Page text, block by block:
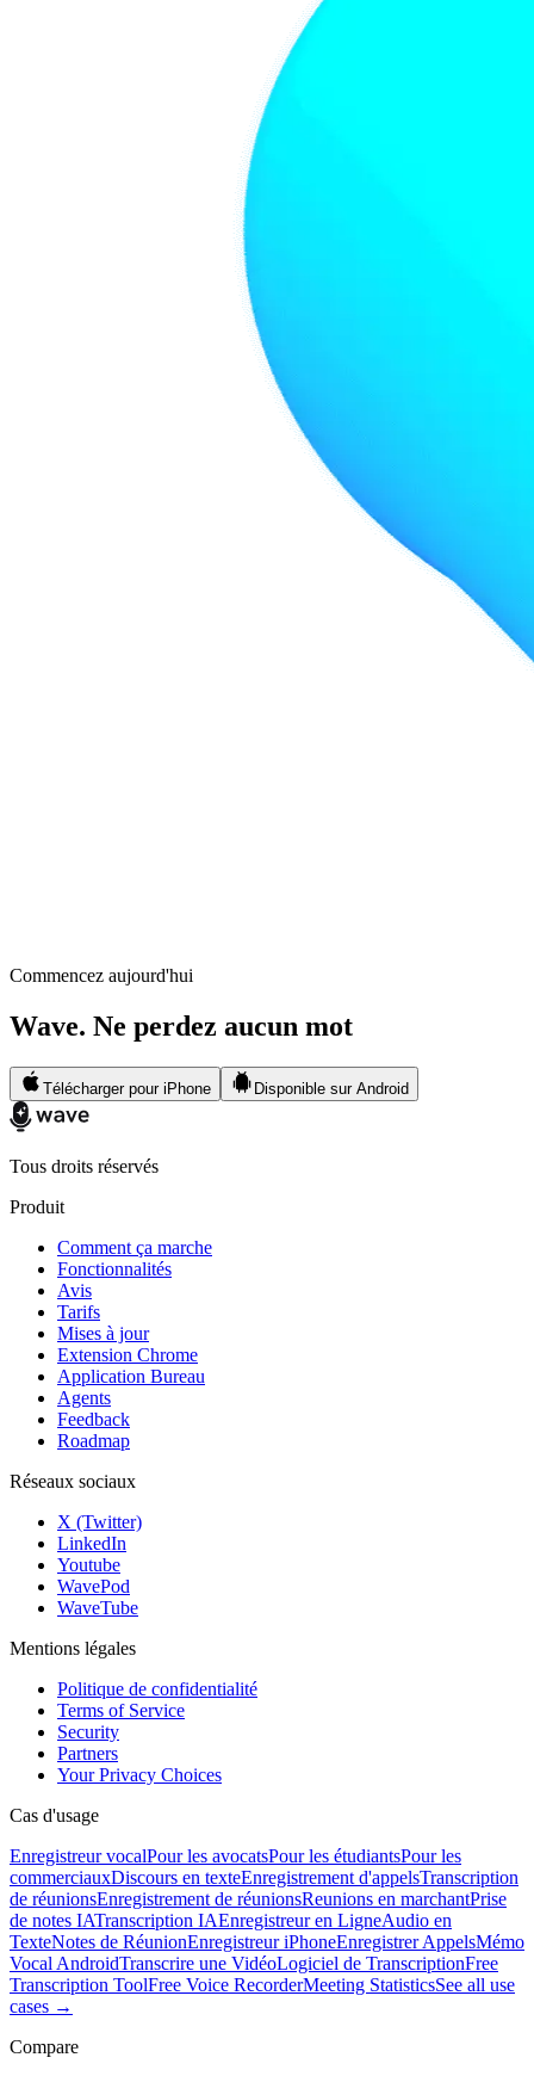
Commencez aujourd'hui
Wave. Ne perdez aucun mot
Télécharger pour iPhone Disponible sur Android
Tous droits réservés
Produit
Comment ça marche
Fonctionnalités
Avis
Tarifs
Mises à jour
Extension Chrome
Application Bureau
Agents
Feedback
Roadmap
Réseaux sociaux
X (Twitter)
LinkedIn
Youtube
WavePod
WaveTube
Mentions légales
Politique de confidentialité
Terms of Service
Security
Partners
Your Privacy Choices
Cas d'usage
Enregistreur vocalPour les avocatsPour les étudiantsPour les
commerciauxDiscours en texteEnregistrement d'appelsTranscription
de réunionsEnregistrement de réunionsReunions en marchantPrise
de notes IATranscription IAEnregistreur en LigneAudio en
TexteNotes de RéunionEnregistreur iPhoneEnregistrer AppelsMémo
Vocal AndroidTranscrire une VidéoLogiciel de TranscriptionFree
Transcription ToolFree Voice RecorderMeeting StatisticsSee all use
cases →
Compare